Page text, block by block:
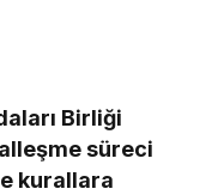
Birliği
süreci
kurallara